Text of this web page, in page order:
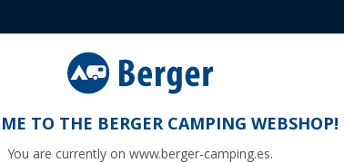
reflectante Regatta Volcanics para niño
para niño
TO THE BERGER CAMPING WEBSHOP!
You are currently on www.berger-camping.es.